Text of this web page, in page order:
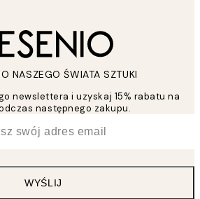
NASZEGO ŚWIATA SZTUKI
newslettera i uzyskaj 15% rabatu na
następnego zakupu.
WYŚLIJ